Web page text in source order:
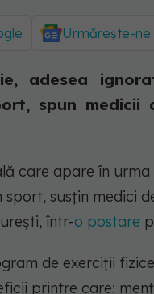
Urmărește-ne
adesea
spun medicii
care apare în
susțin medici
într-o postare
de exerciții
printre care: